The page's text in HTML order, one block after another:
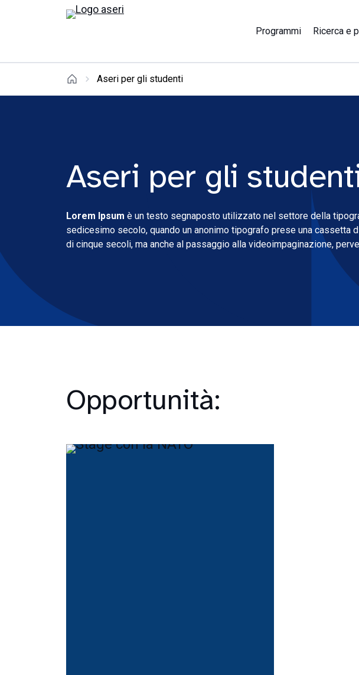
Programmi Ricerca e
Aseri per gli studenti
Aseri per gli
Lorem Ipsum è un testo segnaposto utilizzato nel settore della
sedicesimo secolo, quando un anonimo tipografo prese una cassetta
di cinque secoli, ma anche al passaggio alla videoimpaginazione,
Opportunità: